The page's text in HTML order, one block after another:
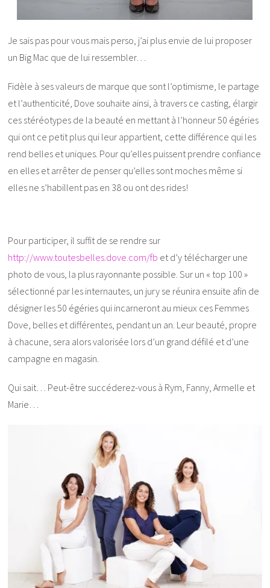
Je sais pas pour vous mais perso, j’ai plus envie de lui proposer
un Big Mac que de lui ressembler…
Fidèle à ses valeurs de marque que sont l’optimisme, le partage
et l’authenticité, Dove souhaite ainsi, à travers ce casting, élargir
ces stéréotypes de la beauté en mettant à l’honneur 50 égéries
qui ont ce petit plus qui leur appartient, cette différence qui les
rend belles et uniques. Pour qu’elles puissent prendre confiance
en elles et arrêter de penser qu’elles sont moches même si
elles ne s’habillent pas en 38 ou ont des rides!
Pour participer, il suffit de se rendre sur
http://www.toutesbelles.dove.com/fb et d’y télécharger une
photo de vous, la plus rayonnante possible. Sur un « top 100 »
sélectionné par les internautes, un jury se réunira ensuite afin de
désigner les 50 égéries qui incarneront au mieux ces Femmes
Dove, belles et différentes, pendant un an. Leur beauté, propre
à chacune, sera alors valorisée lors d’un grand défilé et d’une
campagne en magasin.
Qui sait… Peut-être succéderez-vous à Rym, Fanny, Armelle et
Marie…